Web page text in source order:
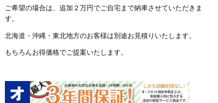
ご希望の場合は、追加２万円でご自宅まで納車させていただきま
す。
北海道・沖縄・東北地方のお客様は別途お見積りいたします。
もちろんお得価格でご提案いたします。